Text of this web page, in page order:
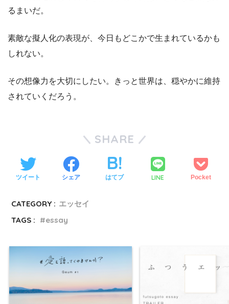
るまいだ。
素敵な擬人化の表現が、今日もどこかで生まれているかも
しれない。
その想像力を大切にしたい。きっと世界は、穏やかに維持
されていくだろう。
SHARE
ツイート シェア はてブ LINE Pocket
CATEGORY : エッセイ
TAGS :
essay